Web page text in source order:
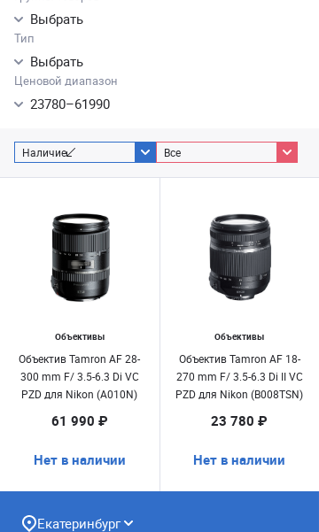
Выбрать
Тип
Выбрать
Ценовой диапазон
23780–61990
Наличие Все
Объективы
Объектив Tamron AF 28-
300 mm F/ 3.5-6.3 Di VC
PZD для Nikon (A010N)
61 990 ₽
Нет в наличии
Объективы
Объектив Tamron AF 18-
270 mm F/ 3.5-6.3 Di II VC
PZD для Nikon (B008TSN)
23 780 ₽
Нет в наличии
Екатеринбург